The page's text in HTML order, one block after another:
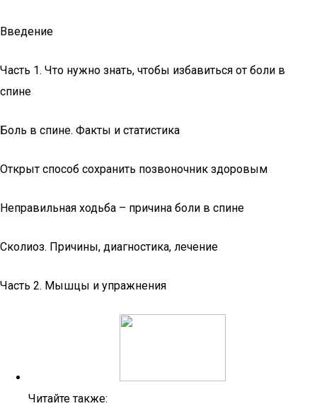
Введение
Часть 1. Что нужно знать, чтобы избавиться от боли в
спине
Боль в спине. Факты и статистика
Открыт способ сохранить позвоночник здоровым
Неправильная ходьба – причина боли в спине
Сколиоз. Причины, диагностика, лечение
Часть 2. Мышцы и упражнения
Читайте также: